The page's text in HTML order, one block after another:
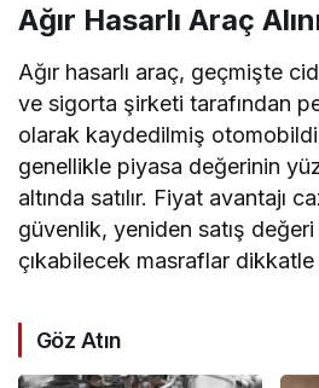
Ağır Hasarlı Araç
Ağır hasarlı araç, geçmişte
ve sigorta şirketi tarafından
olarak kaydedilmiş
genellikle piyasa değerinin
altında satılır. Fiyat avantajı
güvenlik, yeniden satış
çıkabilecek masraflar
Göz Atın